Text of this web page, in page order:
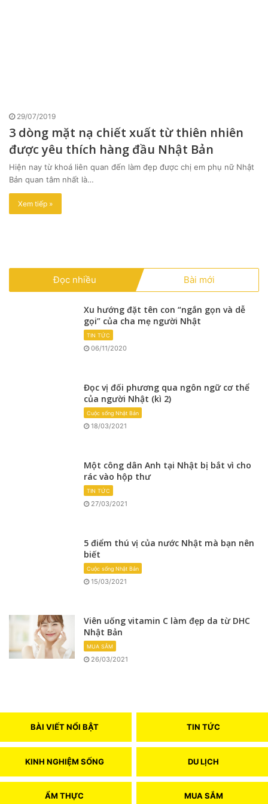
29/07/2019
3 dòng mặt nạ chiết xuất từ thiên nhiên
được yêu thích hàng đầu Nhật Bản
Hiện nay từ khoá liên quan đến làm đẹp được chị em phụ nữ Nhật
Bản quan tâm nhất là…
Xem tiếp »
Đọc nhiều Bài mới
Xu hướng đặt tên con “ngắn gọn và dễ
gọi” của cha mẹ người Nhật
TIN TỨC
06/11/2020
Đọc vị đối phương qua ngôn ngữ cơ thể
của người Nhật (kì 2)
Cuộc sống Nhật Bản
18/03/2021
Một công dân Anh tại Nhật bị bắt vì cho
rác vào hộp thư
TIN TỨC
27/03/2021
5 điểm thú vị của nước Nhật mà bạn nên
biết
Cuộc sống Nhật Bản
15/03/2021
Viên uống vitamin C làm đẹp da từ DHC
Nhật Bản
MUA SẮM
26/03/2021
BÀI VIẾT NỔI BẬT TIN TỨC
KINH NGHIỆM SỐNG DU LỊCH
ẨM THỰC MUA SẮM